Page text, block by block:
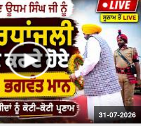
31-07-2026